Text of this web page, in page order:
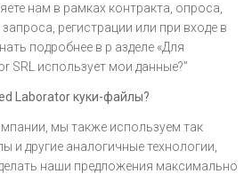
нам в рамках контракта, опроса,
регистрации или при входе в
подробнее в р азделе «Для
SRL использует мои данные?”
Laborator куки-файлы?
мы также используем так
и другие аналогичные технологии,
наши предложения максимально